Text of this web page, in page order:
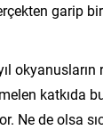
garip
okyanusların
katkıda
Ne de olsa